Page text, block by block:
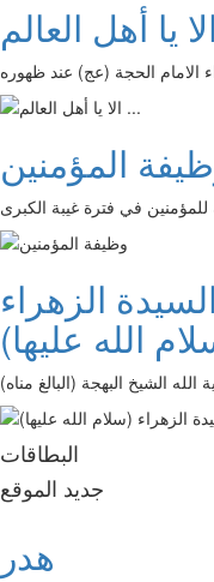
الامام الحجة (عج) عند ظهوره
المؤمنين
في فترة غيبة الكبرى
الزهراء
الله عليها)
الشيخ البهجة (البالغ مناه)
البطاقات
جديد الموقع
هدر